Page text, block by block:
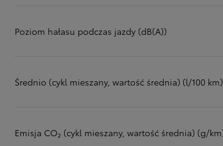
Poziom hałasu podczas jazdy (dB(A))
Średnio (cykl mieszany, wartość średnia) (l/100 km)
Emisja CO₂ (cykl mieszany, wartość średnia) (g/